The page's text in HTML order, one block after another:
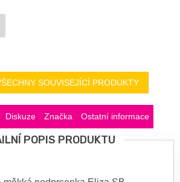
SOUVISEJÍCÍ PRODUKTY
Diskuze Značka Ostatní informace
POPIS PRODUKTU